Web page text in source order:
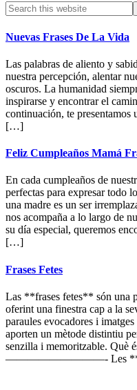
Primary
Sidebar
Search
this
website
Nuevas Frases De La Vida
Las palabras de aliento y
nuestra percepción, alentar
oscuros. La humanidad
inspirarse y encontrar el
continuación, te presentamos
[…]
Feliz Cumpleaños Mamá
En cada cumpleaños de
perfectas para expresar todo
una madre es un ser
nos acompaña a lo largo de
su día especial, queremos
[…]
Frases Fetes
Las **frases fetes** són una
oferint una finestra cap a la
paraules evocadores i
aporten un mètode distintiu
senzilla i memoritzable. Què
—————————- Les